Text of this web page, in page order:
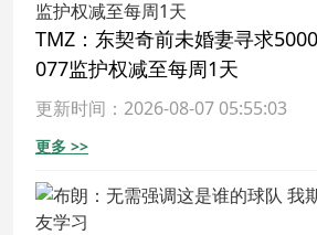
TMZ：东契奇前未婚妻寻求
077监护权减至每周1天
更新时间：2026-08-07 05:55:03
更多 >>